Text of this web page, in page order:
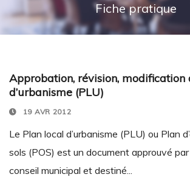
Fiche pratique
Approbation, révision, modification
d’urbanisme (PLU)
19 AVR 2012
Le Plan local d’urbanisme (PLU) ou Plan
sols (POS) est un document approuvé
conseil municipal et destiné...